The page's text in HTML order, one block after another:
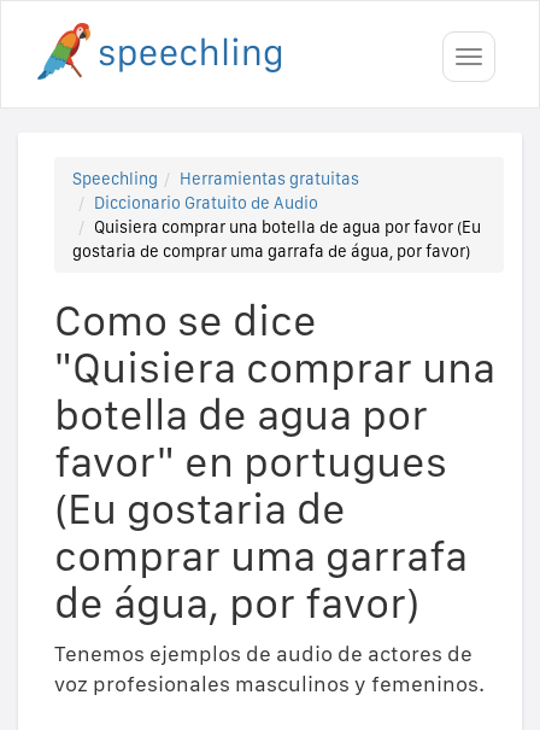
Toggle
Speechling
Herramientas gratuitas
Diccionario Gratuito de Audio
Quisiera comprar una botella de agua por favor (Eu
gostaria de comprar uma garrafa de água, por favor)
Como se dice
"Quisiera comprar una
botella de agua por
favor" en portugues
(Eu gostaria de
comprar uma garrafa
de água, por favor)
Tenemos ejemplos de audio de actores de
voz profesionales masculinos y femeninos.